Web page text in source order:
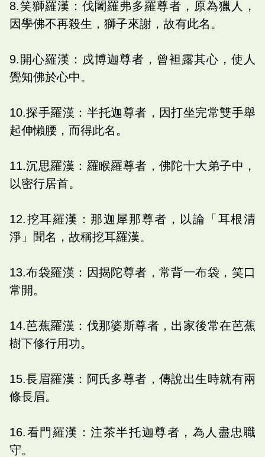
8.笑獅羅漢：伐闍羅弗多羅尊者，原為獵人，
因學佛不再殺生，獅子來謝，故有此名。
9.開心羅漢：戍博迦尊者，曾袒露其心，使人
覺知佛於心中。
10.探手羅漢：半托迦尊者，因打坐完常雙手舉
起伸懶腰，而得此名。
11.沉思羅漢：羅睺羅尊者，佛陀十大弟子中，
以密行居首。
12.挖耳羅漢：那迦犀那尊者，以論「耳根清
淨」聞名，故稱挖耳羅漢。
13.布袋羅漢：因揭陀尊者，常背一布袋，笑口
常開。
14.芭蕉羅漢：伐那婆斯尊者，出家後常在芭蕉
樹下修行用功。
15.長眉羅漢：阿氏多尊者，傳說出生時就有兩
條長眉。
16.看門羅漢：注茶半托迦尊者，為人盡忠職
守。